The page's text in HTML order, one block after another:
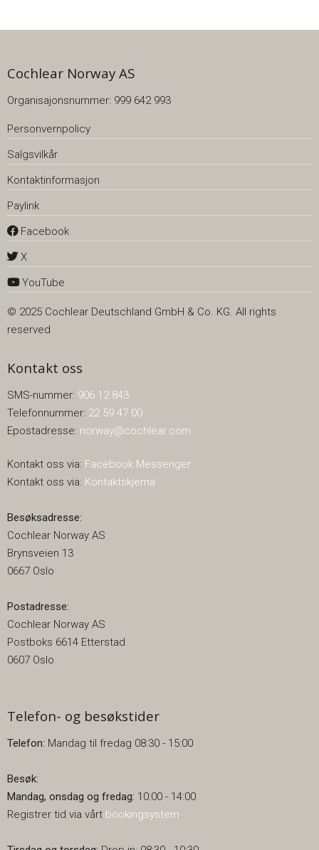
Cochlear Norway AS
Organisajonsnummer: 999 642 993
Personvernpolicy
Salgsvilkår
Kontaktinformasjon
Paylink
Facebook
X
YouTube
© 2025 Cochlear Deutschland GmbH & Co. KG. All rights
reserved
Kontakt oss
SMS-nummer: 906 12 843
Telefonnummer: 22 59 47 00
Epostadresse: norway@cochlear.com
Kontakt oss via: Facebook Messenger
Kontakt oss via: Kontaktskjema
Besøksadresse:
Cochlear Norway AS
Brynsveien 13
0667 Oslo
Postadresse:
Cochlear Norway AS
Postboks 6614 Etterstad
0607 Oslo
Telefon- og besøkstider
Telefon: Mandag til fredag 08:30 - 15:00
Besøk:
Mandag, onsdag og fredag: 10:00 - 14:00
Registrer tid via vårt bookingsystem.